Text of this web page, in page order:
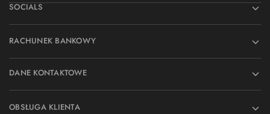
SOCIALS
RACHUNEK BANKOWY
DANE KONTAKTOWE
OBSŁUGA KLIENTA